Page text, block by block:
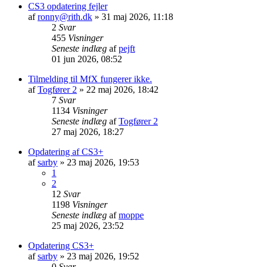
CS3 opdatering fejler
afronny@rith.dk » 31 maj 2026, 11:18
2 Svar
455 Visninger
Seneste indlæg afpejft
01 jun 2026, 08:52
Tilmelding til MfX fungerer ikke.
afTogfører 2 » 22 maj 2026, 18:42
7 Svar
1134 Visninger
Seneste indlæg afTogfører 2
27 maj 2026, 18:27
Opdatering af CS3+
afsarby » 23 maj 2026, 19:53
1
2
12 Svar
1198 Visninger
Seneste indlæg afmoppe
25 maj 2026, 23:52
Opdatering CS3+
afsarby » 23 maj 2026, 19:52